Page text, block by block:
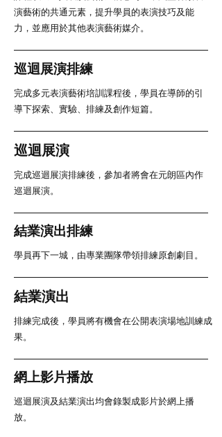
演藝術的共通元素，提升學員的表演技巧及能
力，並應用於其他表演藝術媒介。
巡迴展演排練
完成多元表演藝術培訓課程後，學員在導師的引
導下探索、實驗、排練及創作短篇。
巡迴展演
完成巡迴展演排練後，參加者將會在元朗區內作
巡迴展演。
結業演出排練
學員再下一城，由專業團隊帶領排練原創劇目。
結業演出
排練完成後，學員將有機會在公開表演場地訓練成
果。
網上影片播放
巡迴展演及結業演出均會錄製成影片於網上播
放。